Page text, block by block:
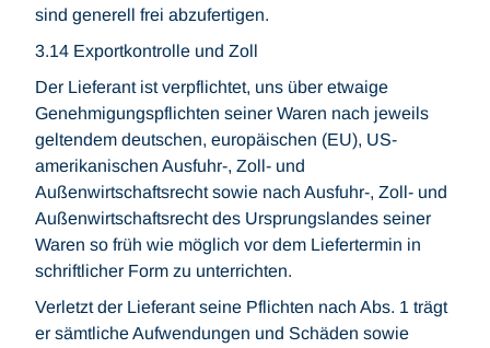
sind generell frei abzufertigen.
3.14 Exportkontrolle und Zoll
Der Lieferant ist verpflichtet, uns über etwaige
Genehmigungspflichten seiner Waren nach jeweils
geltendem deutschen, europäischen (EU), US-
amerikanischen Ausfuhr-, Zoll- und
Außenwirtschaftsrecht sowie nach Ausfuhr-, Zoll- und
Außenwirtschaftsrecht des Ursprungslandes seiner
Waren so früh wie möglich vor dem Liefertermin in
schriftlicher Form zu unterrichten.
Verletzt der Lieferant seine Pflichten nach Abs. 1 trägt
er sämtliche Aufwendungen und Schäden sowie